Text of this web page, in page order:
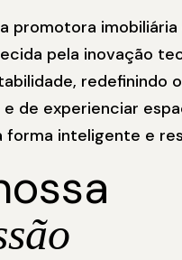
promotora
pela inovação
redefinindo
de experienciar
forma inteligente e